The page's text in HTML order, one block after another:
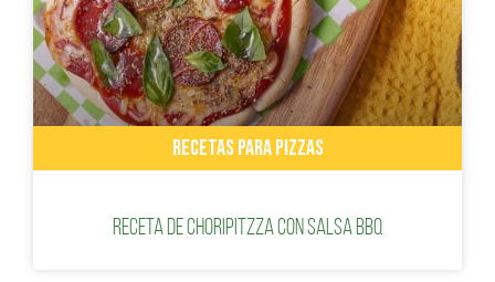
RECETAS PARA PIZZAS
Receta de Choripitzza con salsa BBQ